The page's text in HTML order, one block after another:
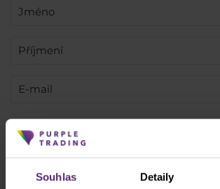
Souhlas Detaily
+420